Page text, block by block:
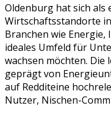
Oldenburg hat sich als
Wirtschaftsstandorte in
Branchen wie Energie,
ideales Umfeld für
wachsen möchten.
geprägt von
auf Redditeine
Nutzer, Nischen-